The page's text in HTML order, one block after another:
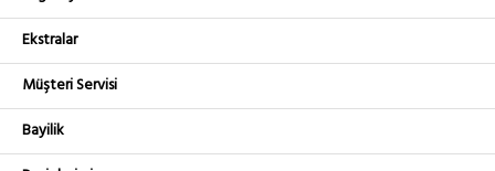
Ekstralar
Müşteri Servisi
Bayilik